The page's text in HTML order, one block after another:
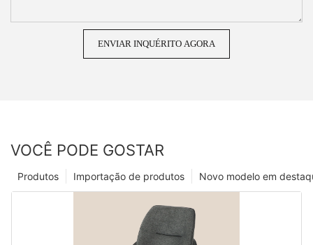
ENVIAR INQUÉRITO AGORA
VOCÊ PODE GOSTAR
Novo modelo em
Importação de produtos
Produtos